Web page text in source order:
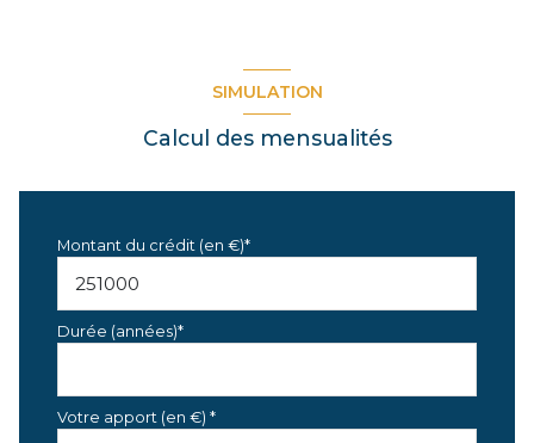
SIMULATION
Calcul des mensualités
Montant du crédit (en €)*
Durée (années)*
Votre apport (en €) *